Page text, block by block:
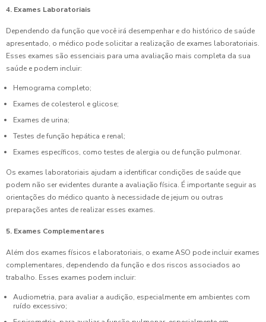
4. Exames Laboratoriais
Dependendo da função que você irá desempenhar e do histórico de saúde
apresentado, o médico pode solicitar a realização de exames laboratoriais.
Esses exames são essenciais para uma avaliação mais completa da sua
saúde e podem incluir:
Hemograma completo;
Exames de colesterol e glicose;
Exames de urina;
Testes de função hepática e renal;
Exames específicos, como testes de alergia ou de função pulmonar.
Os exames laboratoriais ajudam a identificar condições de saúde que
podem não ser evidentes durante a avaliação física. É importante seguir as
orientações do médico quanto à necessidade de jejum ou outras
preparações antes de realizar esses exames.
5. Exames Complementares
Além dos exames físicos e laboratoriais, o exame ASO pode incluir exames
complementares, dependendo da função e dos riscos associados ao
trabalho. Esses exames podem incluir:
Audiometria, para avaliar a audição, especialmente em ambientes com
ruído excessivo;